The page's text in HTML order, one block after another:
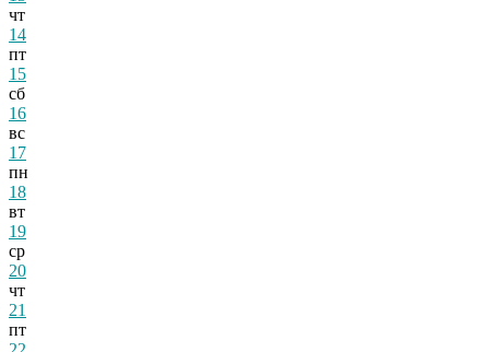
чт
14
пт
15
сб
16
вс
17
пн
18
вт
19
ср
20
чт
21
пт